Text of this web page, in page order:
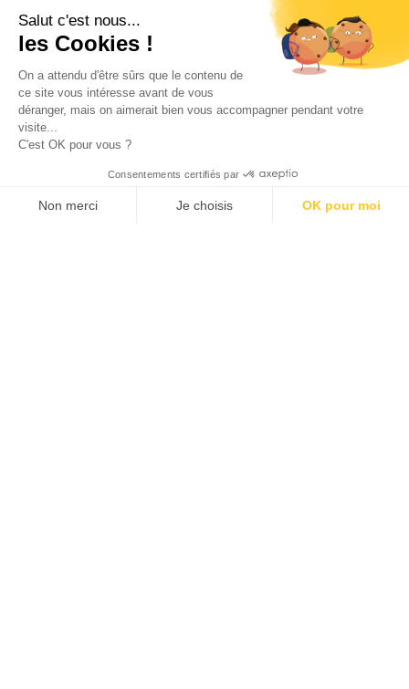
Nous contacter
TÉLÉPHONE
01 53 93 22 90
BHH Capital
34 avenue Matignon
75008 Paris
Salut c'est nous...
les Cookies !
On a attendu d'être sûrs que le contenu de
ce site vous intéresse avant de vous
déranger, mais on aimerait bien vous accompagner pendant votre
visite...
C'est OK pour vous ?
Consentements certifiés par
Non merci Je choisis
OK pour moi